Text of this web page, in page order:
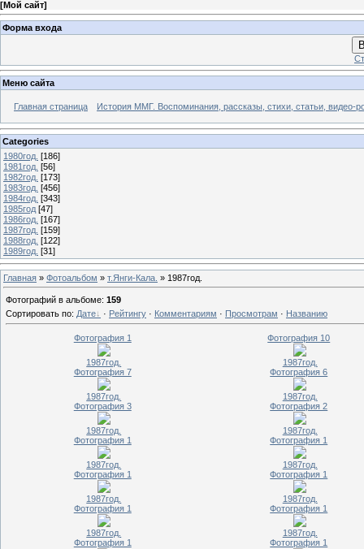
[Мой сайт]
Форма входа
Меню сайта
Главная страница История ММГ. Воспоминания, рассказы, стихи, статьи, видео-
Categories
1980год. [186]
1981год. [56]
1982год. [173]
1983год. [456]
1984год. [343]
1985год [47]
1986год. [167]
1987год. [159]
1988год. [122]
1989год. [31]
Главная » Фотоальбом » т.Янги-Кала. » 1987год.
Фотографий в альбоме: 159
Сортировать по: Дате · Рейтингу · Комментариям · Просмотрам · Названию
Фотография 1
1987год.
Фотография 10
1987год.
Фотография 7
1987год.
Фотография 6
1987год.
Фотография 3
1987год.
Фотография 2
1987год.
Фотография 1
1987год.
Фотография 1
1987год.
Фотография 1
1987год.
Фотография 1
1987год.
Фотография 1
1987год.
Фотография 1
1987год.
Фотография 1
Фотография 1